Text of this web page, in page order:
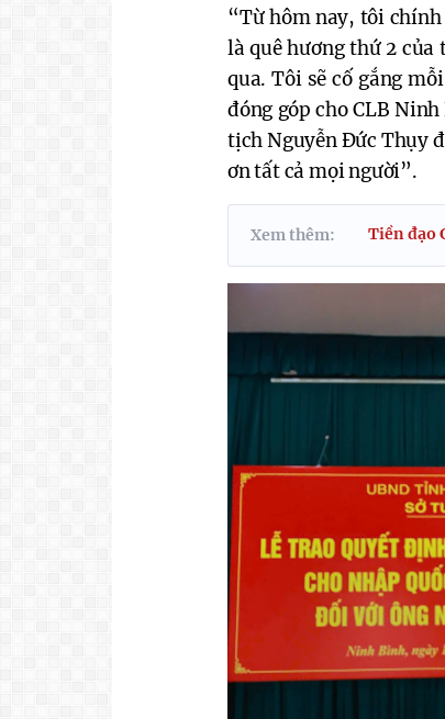
“Từ hôm nay, tôi
là quê hương thứ 2
qua. Tôi sẽ cố gắng
đóng góp cho CLB
tịch Nguyễn Đức Thụy
ơn tất cả mọi người”.
Xem thêm: Tiền đạo